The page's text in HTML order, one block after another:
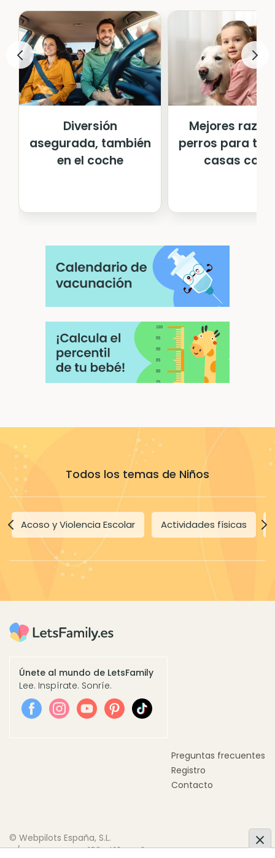
Diversión
asegurada, también
en el coche
Mejores razas
perros para
casas con...
Todos los temas de Niños
Acoso y Violencia Escolar Actividades físicas
Únete al mundo de LetsFamily
Lee. Inspírate. Sonríe.
Preguntas frecuentes
Registro
Contacto
© Webpilots España, S.L.
C/ Doctor Trueta, 183, Pl.10 Pta.6